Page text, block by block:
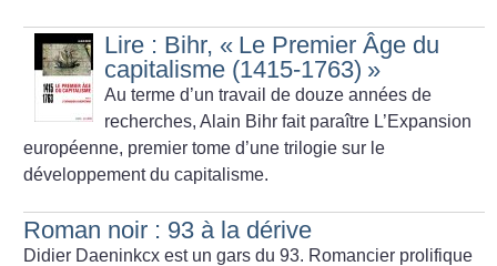
Lire : Bihr, « Le Premier Âge du
capitalisme (1415-1763) »
Au terme d’un travail de douze années de
recherches, Alain Bihr fait paraître L’Expansion
européenne, premier tome d’une trilogie sur le
développement du capitalisme.
Roman noir : 93 à la dérive
Didier Daeninkcx est un gars du 93. Romancier prolifique